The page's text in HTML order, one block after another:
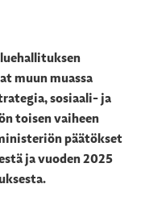
muun muassa
sosiaali- ja
toisen vaiheen
päätökset
ja vuoden 2025